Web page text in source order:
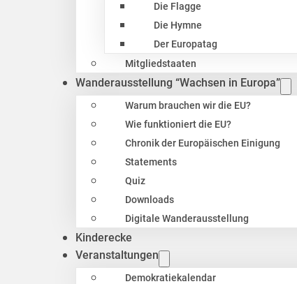
Die Flagge
Die Hymne
Der Europatag
Mitgliedstaaten
Wanderausstellung “Wachsen in Europa”
Warum brauchen wir die EU?
Wie funktioniert die EU?
Chronik der Europäischen Einigung
Statements
Quiz
Downloads
Digitale Wanderausstellung
Kinderecke
Veranstaltungen
Demokratiekalendar